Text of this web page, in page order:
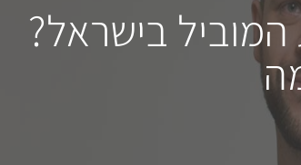
בישראל?